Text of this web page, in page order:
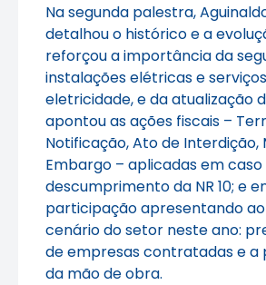
Na segunda palestra,
detalhou o histórico e a
reforçou a importância da
instalações elétricas e
eletricidade, e da atualização
apontou as ações fiscais –
Notificação, Ato de Interdição,
Embargo – aplicadas em caso
descumprimento da NR 10; e
participação apresentando
cenário do setor neste ano:
de empresas contratadas e a
da mão de obra.